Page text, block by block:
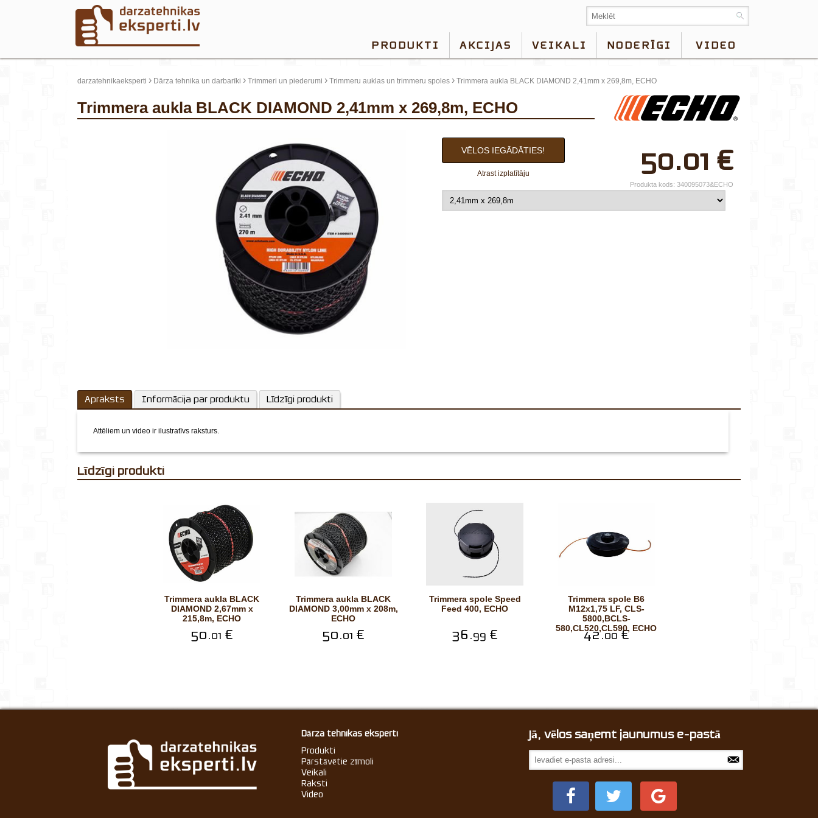
PRODUKTI AKCIJAS VEIKALI NODERĪGI VIDEO
darzatehnikaeksperti › Dārza tehnika un darbarīki › Trimmeri un piederumi › Trimmeru auklas un trimmeru spoles › Trimmera aukla BLACK DIAMOND 2,41mm x 269,8m, ECHO
Trimmera aukla BLACK DIAMOND 2,41mm x 269,8m, ECHO
×
Jūsu vārds*
50.01 €
VĒLOS IEGĀDĀTIES!
Atrast izplatītāju
Produkta kods: 340095073&ECHO
Apraksts Informācija par produktu Līdzīgi produkti
Attēliem un video ir ilustratīvs raksturs.
Līdzīgi produkti
Trimmera aukla BLACK
DIAMOND 2,67mm x
215,8m, ECHO
50.01 €
Trimmera aukla BLACK
DIAMOND 3,00mm x 208m,
ECHO
50.01 €
Trimmera spole Speed
Feed 400, ECHO
36.99 €
Trimmera spole B6
M12x1,75 LF, CLS-
5800,BCLS-
580,CL520,CL590, ECHO
42.00€
Dārza tehnikas eksperti
Produkti
Pārstāvētie zīmoli
Veikali
Raksti
Video
Jā, vēlos saņemt jaunumus e-pastā